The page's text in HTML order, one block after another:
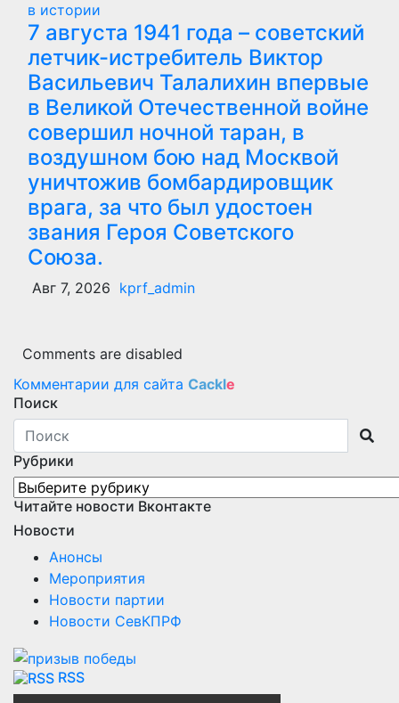
в истории
7 августа 1941 года – советский
летчик-истребитель Виктор
Васильевич Талалихин впервые
в Великой Отечественной войне
совершил ночной таран, в
воздушном бою над Москвой
уничтожив бомбардировщик
врага, за что был удостоен
звания Героя Советского
Союза.
Авг 7, 2026 kprf_admin
Comments are disabled
Комментарии для сайта Cackle
Поиск
Рубрики
Рубрики
Читайте новости Вконтакте
Новости
Анонсы
Мероприятия
Новости партии
Новости СевКПРФ
RSS